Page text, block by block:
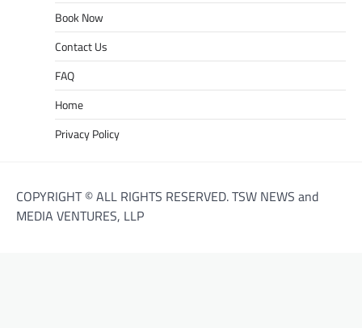
Book Now
Contact Us
FAQ
Home
Privacy Policy
COPYRIGHT © ALL RIGHTS RESERVED. TSW NEWS and
MEDIA VENTURES, LLP